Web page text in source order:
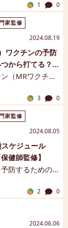
により水ぼう
かかりにくく
水痘ワクチン
についてご紹
【マンガ解
1 0
ワクチンの予防
から打てる？
（MRワクチ
接種は、1回目
接種し、2回
間に接種しま
風しん混合ワ
副反応につい
監修】【マン
家監修
2024.08.19
3 0
ケジュール
健師監修】
防するための
種とは違い、1
なく、「管針
9本の針でスタ
家監修
2024.08.05
2 0
2024.06.06